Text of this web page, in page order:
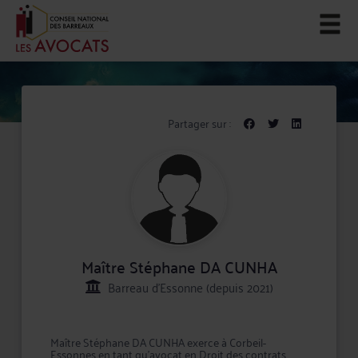
Partager sur :
Maître Stéphane DA CUNHA
Barreau d'Essonne (depuis 2021)
Maître Stéphane DA CUNHA exerce à Corbeil-
Essonnes en tant qu'avocat en Droit des contrats,